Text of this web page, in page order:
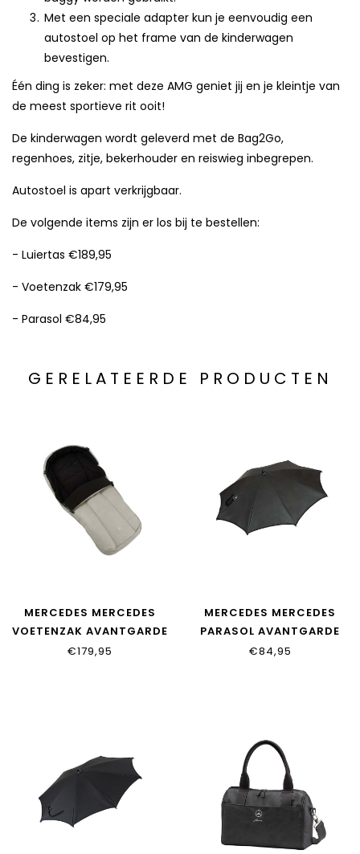
Met een speciale adapter kun je eenvoudig een
autostoel op het frame van de kinderwagen
bevestigen.
Één ding is zeker: met deze AMG geniet jij en je kleintje van
de meest sportieve rit ooit!
De kinderwagen wordt geleverd met de Bag2Go,
regenhoes, zitje, bekerhouder en reiswieg inbegrepen.
Autostoel is apart verkrijgbaar.
De volgende items zijn er los bij te bestellen:
- Luiertas €189,95
- Voetenzak €179,95
- Parasol €84,95
GERELATEERDE PRODUCTEN
MERCEDES MERCEDES
VOETENZAK AVANTGARDE
€179,95
MERCEDES MERCEDES
PARASOL AVANTGARDE
€84,95